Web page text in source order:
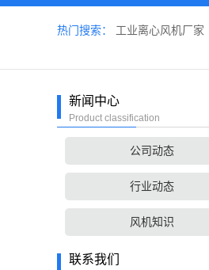
热门搜索： 工业离心风机厂家
新闻中心
Product classification
公司动态
行业动态
风机知识
联系我们